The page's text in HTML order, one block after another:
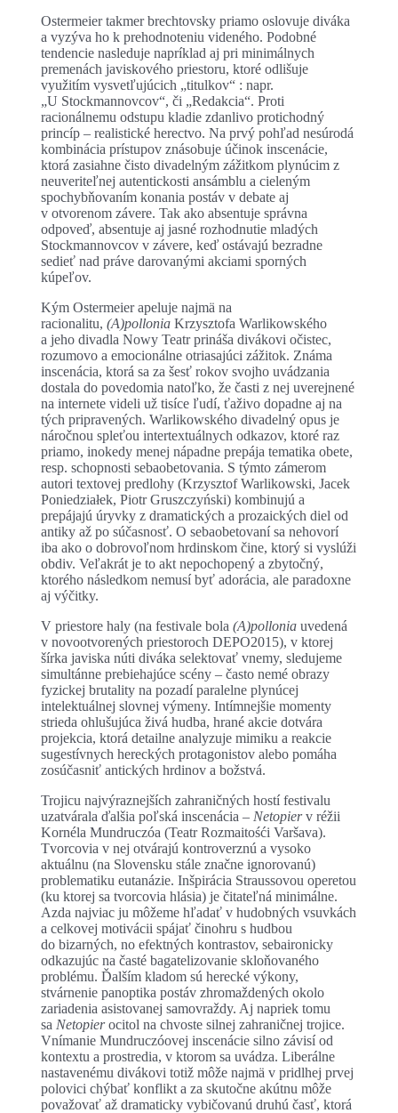
Ostermeier takmer brechtovsky priamo oslovuje diváka
a vyzýva ho k prehodnoteniu videného. Podobné
tendencie nasleduje napríklad aj pri minimálnych
premenách javiskového priestoru, ktoré odlišuje
využitím vysvetľujúcich „titulkov“ : napr.
„U Stockmannovcov“, či „Redakcia“. Proti
racionálnemu odstupu kladie zdanlivo protichodný
princíp – realistické herectvo. Na prvý pohľad nesúrodá
kombinácia prístupov znásobuje účinok inscenácie,
ktorá zasiahne čisto divadelným zážitkom plynúcim z
neuveriteľnej autentickosti ansámblu a cieleným
spochybňovaním konania postáv v debate aj
v otvorenom závere. Tak ako absentuje správna
odpoveď, absentuje aj jasné rozhodnutie mladých
Stockmannovcov v závere, keď ostávajú bezradne
sedieť nad práve darovanými akciami sporných
kúpeľov.
Kým Ostermeier apeluje najmä na
racionalitu, (A)polloniaKrzysztofa Warlikowského
a jeho divadla Nowy Teatr prináša divákovi očistec,
rozumovo a emocionálne otriasajúci zážitok. Známa
inscenácia, ktorá sa za šesť rokov svojho uvádzania
dostala do povedomia natoľko, že časti z nej uverejnené
na internete videli už tisíce ľudí, ťaživo dopadne aj na
tých pripravených. Warlikowského divadelný opus je
náročnou spleťou intertextuálnych odkazov, ktoré raz
priamo, inokedy menej nápadne prepája tematika obete,
resp. schopnosti sebaobetovania. S týmto zámerom
autori textovej predlohy (Krzysztof Warlikowski, Jacek
Poniedziałek, Piotr Gruszczyński) kombinujú a
prepájajú úryvky z dramatických a prozaických diel od
antiky až po súčasnosť. O sebaobetovaní sa nehovorí
iba ako o dobrovoľnom hrdinskom čine, ktorý si vyslúži
obdiv. Veľakrát je to akt nepochopený a zbytočný,
ktorého následkom nemusí byť adorácia, ale paradoxne
aj výčitky.
V priestore haly (na festivale bola (A)polloniauvedená
v novootvorených priestoroch DEPO2015), v ktorej
šírka javiska núti diváka selektovať vnemy, sledujeme
simultánne prebiehajúce scény – často nemé obrazy
fyzickej brutality na pozadí paralelne plynúcej
intelektuálnej slovnej výmeny. Intímnejšie momenty
strieda ohlušujúca živá hudba, hrané akcie dotvára
projekcia, ktorá detailne analyzuje mimiku a reakcie
sugestívnych hereckých protagonistov alebo pomáha
zosúčasniť antických hrdinov a božstvá.
Trojicu najvýraznejších zahraničných hostí festivalu
uzatvárala ďalšia poľská inscenácia – Netopierv réžii
Kornéla Mundruczóa (Teatr Rozmaitośći Varšava).
Tvorcovia v nej otvárajú kontroverznú a vysoko
aktuálnu (na Slovensku stále značne ignorovanú)
problematiku eutanázie. Inšpirácia Straussovou operetou
(ku ktorej sa tvorcovia hlásia) je čitateľná minimálne.
Azda najviac ju môžeme hľadať v hudobných vsuvkách
a celkovej motivácii spájať činohru s hudbou
do bizarných, no efektných kontrastov, sebaironicky
odkazujúc na časté bagatelizovanie skloňovaného
problému. Ďalším kladom sú herecké výkony,
stvárnenie panoptika postáv zhromaždených okolo
zariadenia asistovanej samovraždy. Aj napriek tomu
sa Netopierocitol na chvoste silnej zahraničnej trojice.
Vnímanie Mundruczóovej inscenácie silno závisí od
kontextu a prostredia, v ktorom sa uvádza. Liberálne
nastavenému divákovi totiž môže najmä v pridlhej prvej
polovici chýbať konflikt a za skutočne akútnu môže
považovať až dramaticky vybičovanú druhú časť, ktorá